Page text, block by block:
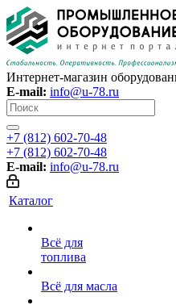
Интернет-магазин
E-mail: info@u-78.ru
+7 (812) 602-70-48
+7 (812) 602-70-48
E-mail: info@u-78.ru
Каталог
Всё для
топлива
Всё для масла